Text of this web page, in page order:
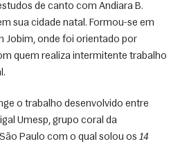
de canto com Andiara B.
sua cidade natal. Formou-se em
Jobim, onde foi orientado por
quem realiza intermitente trabalho
o trabalho desenvolvido entre
Umesp, grupo coral da
Paulo com o qual solou os 14